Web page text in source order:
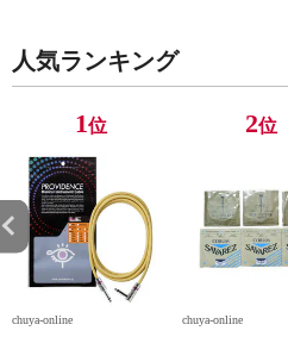
人気ランキング
1位
chuya-online
2位
chuya-online